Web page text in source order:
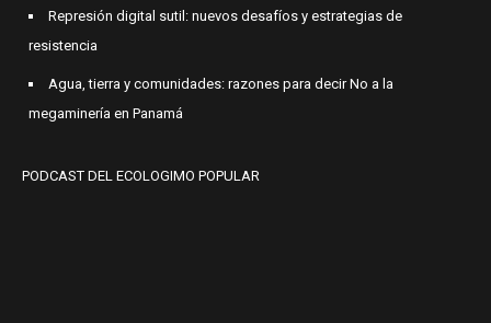
Represión digital sutil: nuevos desafíos y estrategias de
resistencia
Agua, tierra y comunidades: razones para decir No a la
megaminería en Panamá
PODCAST DEL ECOLOGIMO POPULAR